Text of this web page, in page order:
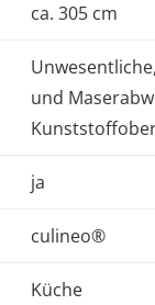
ca. 305 cm
und
ja
culineo®
Küche